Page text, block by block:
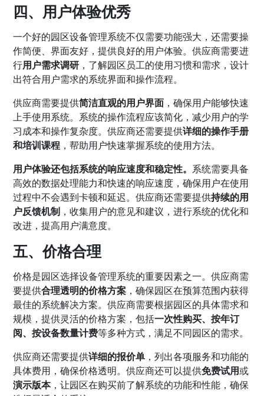
四、用户体验优秀
一个好的园区设备管理系统不仅需要功能强大，还需要操
作简便、界面友好，提供良好的用户体验。供应商需要进
行用户需求调研 ，了解园区员工的使用习惯和需求，设计
出符合用户需求的系统界面和操作流程。
供应商需要提供简洁直观的用户界面 ，确保用户能够快速
上手使用系统。系统的操作流程应该简化，减少用户的学
习成本和操作复杂度。供应商还需要提供详细的操作手册
和培训课程 ，帮助用户快速掌握系统的使用方法。
用户体验还包括系统的响应速度和稳定性。 系统需要具备
高效的数据处理能力和快速的响应速度，确保用户在使用
过程中不会遇到卡顿和延迟。供应商还需要提供持续的用
户反馈机制 ，收集用户的意见和建议，进行系统的优化和
改进，提高用户满意度。
五、价格合理
价格是园区选择设备管理系统的重要因素之一。供应商需
要提供合理透明的价格方案 ，确保园区在预算范围内获得
最佳的系统解决方案。供应商需要根据园区的具体需求和
规模，提供灵活的价格方案，包括一次性购买、按年订
阅、按设备数量计费等多种方式，满足不同园区的需求。
供应商还需要提供详细的报价单 ，列出各项服务和功能的
具体费用，确保价格透明。供应商还可以提供免费试用或
演示版本，让园区在购买前了解系统的功能和性能，确保